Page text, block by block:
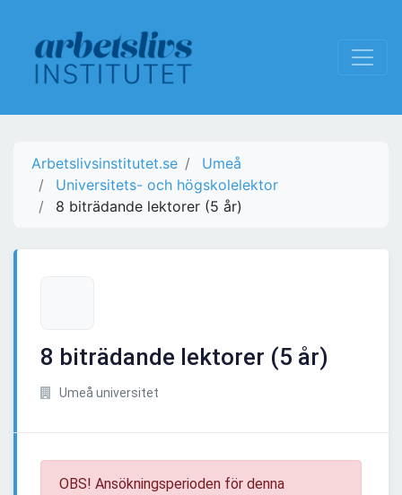
Arbetslivsinstitutet.se
Umeå
Universitets- och högskolelektor
8 biträdande lektorer (5 år)
8 biträdande lektorer (5 år)
Umeå universitet
OBS! Ansökningsperioden för denna